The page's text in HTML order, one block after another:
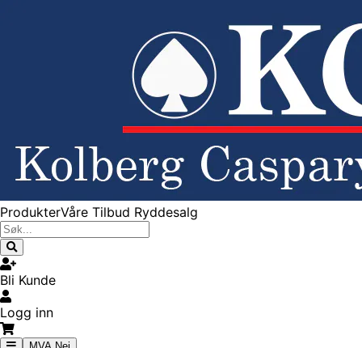
ProdukterVåre Tilbud Ryddesalg
Bli Kunde
Logg inn